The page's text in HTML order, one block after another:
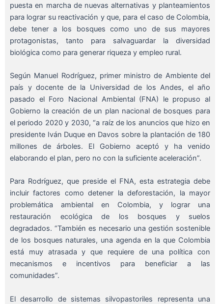
puesta en marcha de nuevas alternativas y planteamientos
para lograr su reactivación y que, para el caso de Colombia,
debe tener a los bosques como uno de sus mayores
protagonistas, tanto para salvaguardar la diversidad
biológica como para generar riqueza y empleo rural.
Según Manuel Rodríguez, primer ministro de Ambiente del
país y docente de la Universidad de los Andes, el año
pasado el Foro Nacional Ambiental (FNA) le propuso al
Gobierno la creación de un plan nacional de bosques para
el periodo 2020 y 2030, “a raíz de los anuncios que hizo en
presidente Iván Duque en Davos sobre la plantación de 180
millones de árboles. El Gobierno aceptó y ha venido
elaborando el plan, pero no con la suficiente aceleración”.
Para Rodríguez, que preside el FNA, esta estrategia debe
incluir factores como detener la deforestación, la mayor
problemática ambiental en Colombia, y lograr una
restauración ecológica de los bosques y suelos
degradados. “También es necesario una gestión sostenible
de los bosques naturales, una agenda en la que Colombia
está muy atrasada y que requiere de una política con
mecanismos e incentivos para beneficiar a las
comunidades”.
El desarrollo de sistemas silvopastoriles representa una